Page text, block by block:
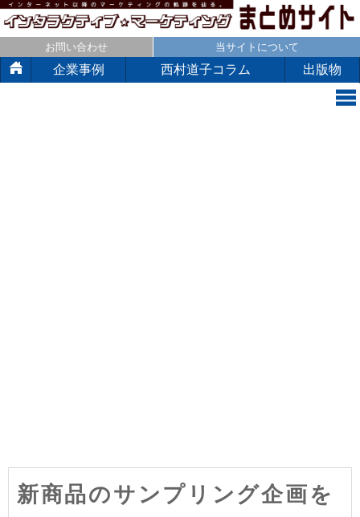
お問い合わせ 当サイトについて
企業事例 西村道子コラム 出版物
新商品のサンプリング企画を